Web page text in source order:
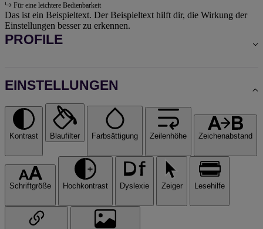
Für eine leichtere Bedienbarkeit
Das ist ein Beispieltext. Der Beispieltext hilft dir, die Wirkung der
Einstellungen besser zu erkennen.
PROFILE
EINSTELLUNGEN
Kontrast Blaufilter Farbsättigung Zeilenhöhe Zeichenabstand
Schriftgröße Hochkontrast Dyslexie Zeiger Lesehilfe